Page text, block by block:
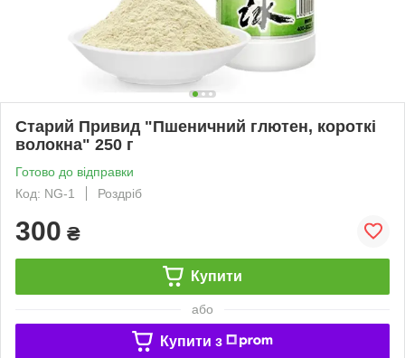
Старий Привид "Пшеничний глютен, короткі
волокна" 250 г
Готово до відправки
Код: NG-1
Роздріб
300 ₴
Купити
або
Купити з